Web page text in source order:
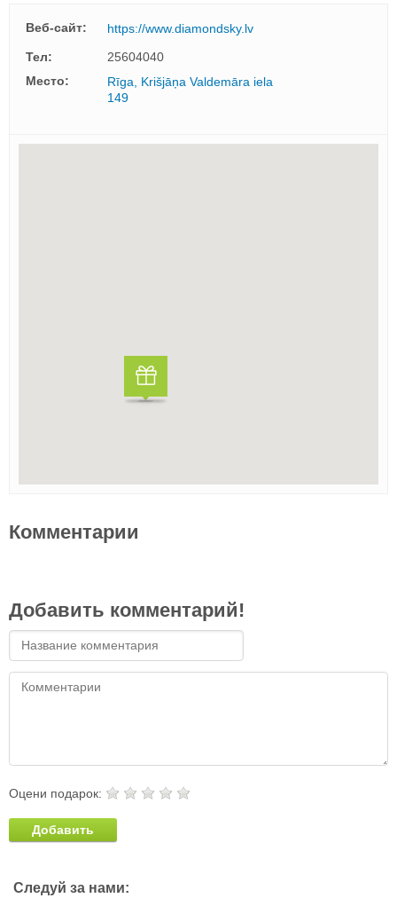
Веб-сайт:
https://www.diamondsky.lv
Тел:
25604040
Mесто:
Rīga, Krišjāņa Valdemāra iela
149
Комментарии
Добавить комментарий!
Оцени подарок:
Добавить
Следуй за нами: